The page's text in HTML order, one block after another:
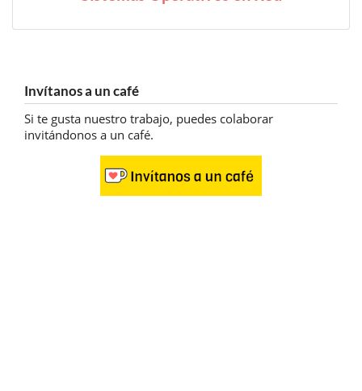
Invítanos a un café
Si te gusta nuestro trabajo, puedes colaborar
invitándonos a un café.